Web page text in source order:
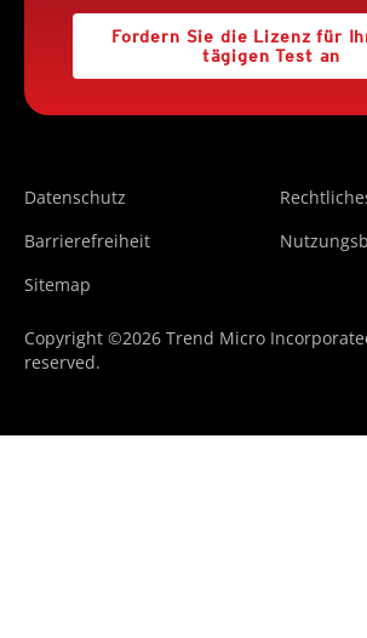
Fordern Sie die Lizenz für
tägigen Test an
Datenschutz
Barrierefreiheit
Sitemap
Copyright ©2026 Trend Micro
reserved.